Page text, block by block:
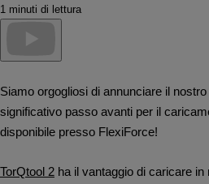
1 minuti di lettura
Siamo orgogliosi di annunciare il
significativo passo avanti per il
disponibile presso FlexiForce!
TorQtool 2 ha il vantaggio di caricare